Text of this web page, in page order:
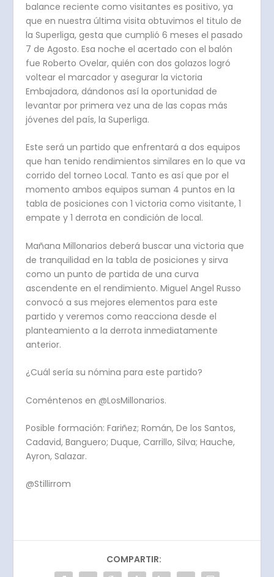
balance reciente como visitantes es positivo, ya
que en nuestra última visita obtuvimos el titulo de
la Superliga, gesta que cumplió 6 meses el pasado
7 de Agosto. Esa noche el acertado con el balón
fue Roberto Ovelar, quién con dos golazos logró
voltear el marcador y asegurar la victoria
Embajadora, dándonos así la oportunidad de
levantar por primera vez una de las copas más
jóvenes del país, la Superliga.
Este será un partido que enfrentará a dos equipos
que han tenido rendimientos similares en lo que va
corrido del torneo Local. Tanto es así que por el
momento ambos equipos suman 4 puntos en la
tabla de posiciones con 1 victoria como visitante, 1
empate y 1 derrota en condición de local.
Mañana Millonarios deberá buscar una victoria que
de tranquilidad en la tabla de posiciones y sirva
como un punto de partida de una curva
ascendente en el rendimiento. Miguel Angel Russo
convocó a sus mejores elementos para este
partido y veremos como reacciona desde el
planteamiento a la derrota inmediatamente
anterior.
¿Cuál sería su nómina para este partido?
Coméntenos en @LosMillonarios.
Posible formación: Fariñez; Román, De los Santos,
Cadavid, Banguero; Duque, Carrillo, Silva; Hauche,
Ayron, Salazar.
@Stillirrom
COMPARTIR: